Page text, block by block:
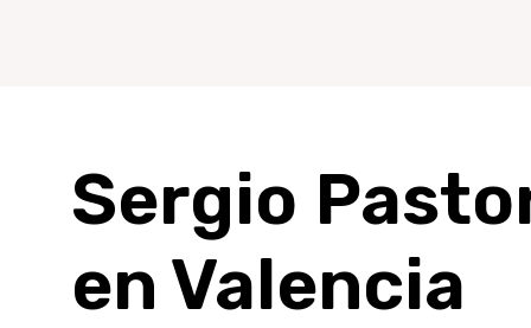
Sergio
en Valencia